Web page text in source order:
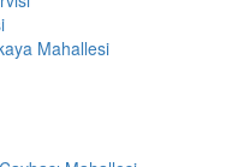
Mahallesi